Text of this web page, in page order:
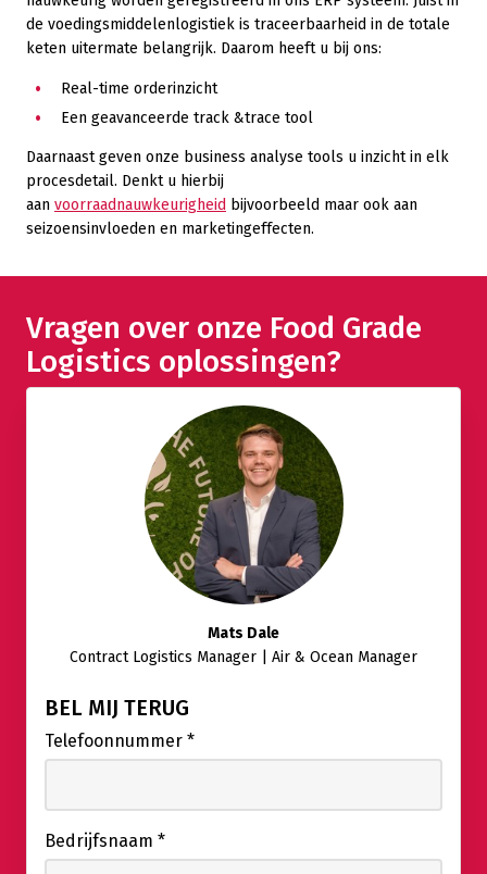
de voedingsmiddelenlogistiek is traceerbaarheid in de totale
keten uitermate belangrijk. Daarom heeft u bij ons:
Real-time orderinzicht
Een geavanceerde track &trace tool
Daarnaast geven onze business analyse tools u inzicht in elk
procesdetail. Denkt u hierbij
aan voorraadnauwkeurigheid bijvoorbeeld maar ook aan
seizoensinvloeden en marketingeffecten.
Vragen over onze Food Grade
Logistics oplossingen?
Mats Dale
Contract Logistics Manager | Air & Ocean Manager
BEL MIJ TERUG
Telefoonnummer *
Bedrijfsnaam *